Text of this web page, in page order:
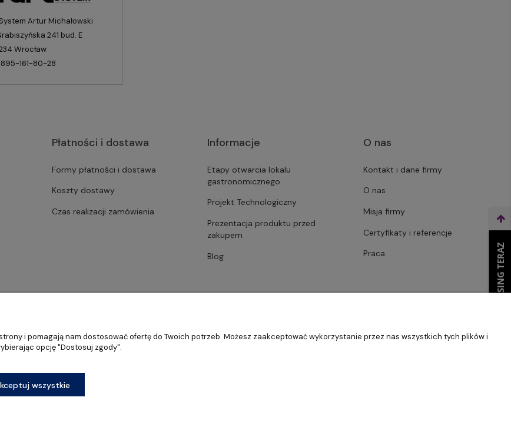
Artur Michałowski
241 bud. E
Wrocław
895-161-80-28
Płatności i dostawa
Formy płatności i dostawa
Koszty dostawy
Czas realizacji zamówienia
Informacje
Etapy otwarcia lokalu
gastronomicznego
Projekt Technologiczny
Prezentacja produktu przed
zakupem
Blog
O nas
Kontakt i dane firmy
O nas
Misja firmy
Certyfikaty i referencje
Praca
restauracji oraz barów
Sklep internetowy Shoper Premium
i pomagają nam dostosować ofertę do Twoich potrzeb. Możesz zaakceptować wykorzystanie przez nas wszystkich tych plików i
opcję "Dostosuj zgody".
wszystkie
WEŹ LEASING TERAZ